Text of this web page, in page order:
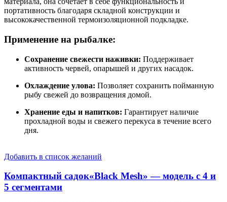
портативность благодаря складной конструкции и
высококачественной термоизоляционной подкладке.
Применение на рыбалке:
Сохранение свежести наживки: Поддерживает
активность червей, опарышей и других насадок.
Охлаждение улова: Позволяет сохранить пойманную
рыбу свежей до возвращения домой.
Хранение еды и напитков: Гарантирует наличие
прохладной воды и свежего перекуса в течение всего
дня.
Добавить в список желаний
Компактный садок«Black Mesh» — модель с 4 и
5 сегментами